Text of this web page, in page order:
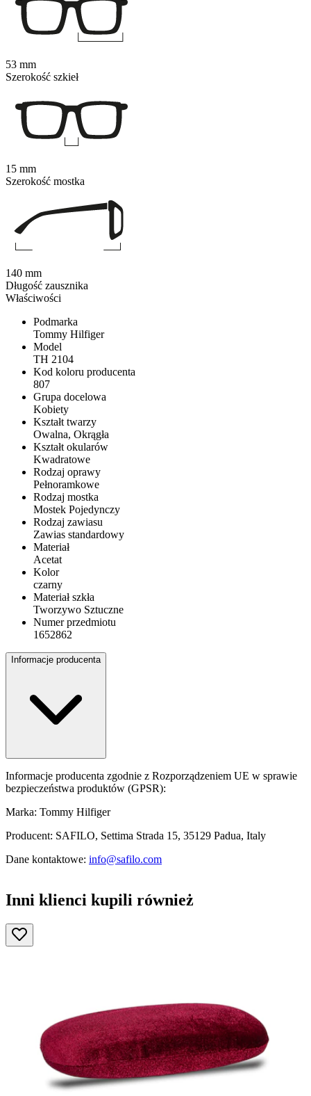
Właściwości
Podmarka
Tommy Hilfiger
Model
TH 2104
Kod koloru producenta
807
Grupa docelowa
Kobiety
Kształt twarzy
Owalna, Okrągła
Kształt okularów
Kwadratowe
Rodzaj oprawy
Pełnoramkowe
Rodzaj mostka
Mostek Pojedynczy
Rodzaj zawiasu
Zawias standardowy
Materiał
Acetat
Kolor
czarny
Materiał szkła
Tworzywo Sztuczne
Numer przedmiotu
1652862
Informacje producenta
Informacje producenta zgodnie z Rozporządzeniem UE w sprawie
bezpieczeństwa produktów (GPSR):
Marka: Tommy Hilfiger
Producent: SAFILO, Settima Strada 15, 35129 Padua, Italy
Dane kontaktowe: info@safilo.com
53 mm
Szerokość szkieł
15 mm
Szerokość mostka
140 mm
Długość zausznika
Inni klienci kupili również